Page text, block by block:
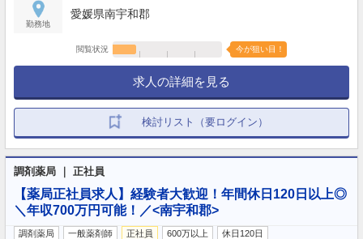
勤務地
愛媛県南宇和郡
閲覧状況 今が狙い目！
求人の詳細を見る
検討リスト（要ログイン）
調剤薬局 ｜ 正社員
【薬局正社員求人】経験者大歓迎！年間休日120日以上◎
＼年収700万円可能！／<南宇和郡>
調剤薬局 一般薬剤師 正社員 600万以上
休日120日